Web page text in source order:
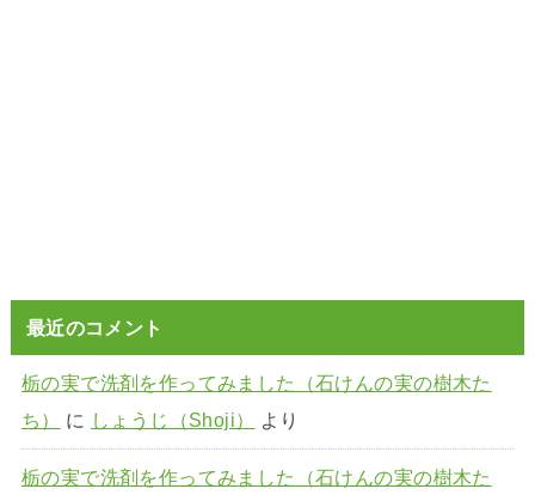
最近のコメント
栃の実で洗剤を作ってみました（石けんの実の樹木た
ち）
に しょうじ（Shoji） より
栃の実で洗剤を作ってみました（石けんの実の樹木た